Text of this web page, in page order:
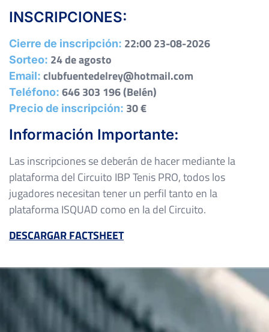
INSCRIPCIONES:
Cierre de inscripción: 22:00 23-08-2026
Sorteo: 24 de agosto
Email: clubfuentedelrey@hotmail.com
Teléfono: 646 303 196 (Belén)
Precio de inscripción: 30 €
Información Importante:
Las inscripciones se deberán de hacer mediante la
plataforma del Circuito IBP Tenis PRO, todos los
jugadores necesitan tener un perfil tanto en la
plataforma ISQUAD como en la del Circuito.
DESCARGAR FACTSHEET